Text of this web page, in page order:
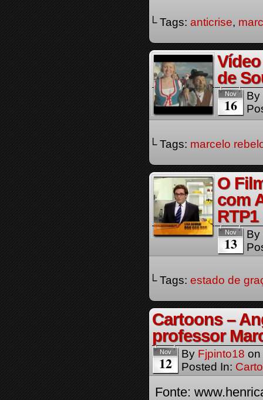
└ Tags: anticrise,
de
Nov
16
By
└ Tags: marcelo
O
com
RTP1
Nov
13
By
└ Tags: estado de
Cartoons –
professor
Nov
12 By Fjpinto18 on
Posted In:
Fonte: